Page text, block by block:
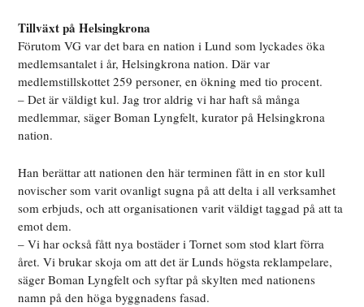
Tillväxt på Helsingkrona
Förutom VG var det bara en nation i Lund som lyckades öka
medlemsantalet i år, Helsingkrona nation. Där var
medlemstillskottet 259 personer, en ökning med tio procent.
– Det är väldigt kul. Jag tror aldrig vi har haft så många
medlemmar, säger Boman Lyngfelt, kurator på Helsingkrona
nation.
Han berättar att nationen den här terminen fått in en stor kull
novischer som varit ovanligt sugna på att delta i all verksamhet
som erbjuds, och att organisationen varit väldigt taggad på att ta
emot dem.
– Vi har också fått nya bostäder i Tornet som stod klart förra
året. Vi brukar skoja om att det är Lunds högsta reklampelare,
säger Boman Lyngfelt och syftar på skylten med nationens
namn på den höga byggnadens fasad.